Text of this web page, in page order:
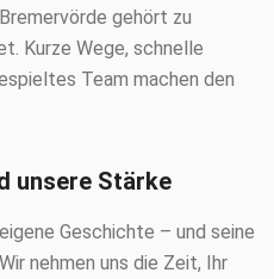
gehört zu
Kurze Wege, schnelle
Team machen den
unsere Stärke
Geschichte – und seine
nehmen uns die Zeit, Ihr